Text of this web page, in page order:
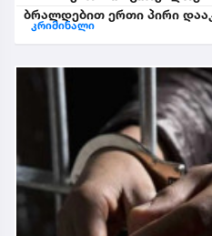
ბრალდებით ერთი პირი
კრიმინალი